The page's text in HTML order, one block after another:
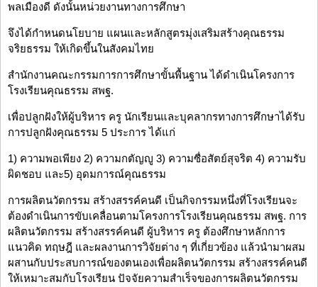
พลเมืองดี ดังนั้นหน่วยงานทางการศึกษา
จึงได้กำหนดนโยบาย แผนและหลักสูตรมุ่งเสริมสร้างคุณธรรม
จริยธรรม ให้เกิดขึ้นในสังคมไทย
สำนักงานคณะกรรมการการศึกษาขั้นพื้นฐาน ได้ดำเนินโครงการ
โรงเรียนคุณธรรม สพฐ.
เพื่อปลูกฝังให้ผู้บริหาร ครู นักเรียนและบุคลากรทางการศึกษาได้รับ
การปลูกฝังคุณธรรม 5 ประการ ได้แก่
1) ความพอเพียง 2) ความกตัญญู 3) ความซื่อสัตย์สุจริต 4) ความรับ
ผิดชอบ และ5) อุดมการณ์คุณธรรม
การผลิตนวัตกรรม สร้างสรรค์คนดี เป็นกิจกรรมหนึ่งที่โรงเรียนจะ
ต้องดำเนินการขับเคลื่อนตามโครงการโรงเรียนคุณธรรม สพฐ. การ
ผลิตนวัตกรรม สร้างสรรค์คนดี ผู้บริหาร ครู ต้องศึกษาหลักการ
แนวคิด ทฤษฎี และผลงานการวิจัยต่าง ๆ ที่เกี่ยวข้อง แล้วนำมาผสม
ผสานกับประสบการณ์ของตนเองเพื่อผลิตนวัตกรรม สร้างสรรค์คนดี
ให้เหมาะสมกับโรงเรียน ปัจจัยความสำเร็จของการผลิตนวัตกรรม